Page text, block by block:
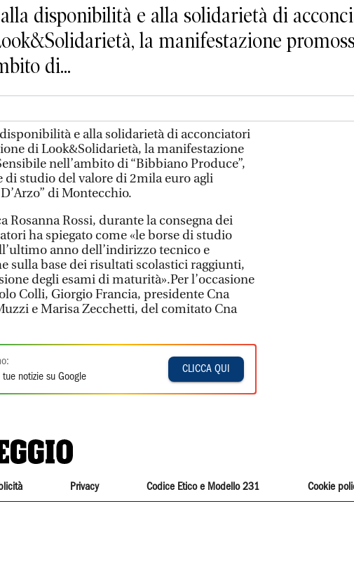
disponibilità e alla solidarietà di
la manifestazione
di...
e alla solidarietà di acconciatori
di Look&Solidarietà, la manifestazione
nell’ambito di “Bibbiano Produce”,
di studio del valore di 2mila euro agli
di Montecchio.
Rosanna Rossi, durante la consegna dei
ha spiegato come «le borse di studio
anno dell’indirizzo tecnico e
sulla base dei risultati scolastici raggiunti,
degli esami di maturità».Per l’occasione
Colli, Giorgio Francia, presidente Cna
e Marisa Zecchetti, del comitato Cna
notizie su Google
CLICCA QUI
Privacy Codice Etico e Modello 231 Cookie